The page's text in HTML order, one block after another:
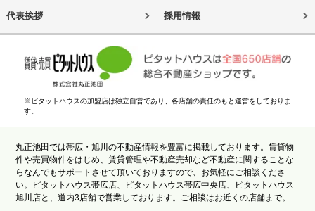
代表挨拶 採用情報
※ピタットハウスの加盟店は独立自営であり、各店舗の責任のもと運営をしておりま
す。
丸正池田では帯広・旭川の不動産情報を豊富に掲載しております。賃貸物
件や売買物件をはじめ、賃貸管理や不動産売却など不動産に関することな
らなんでもサポートさせて頂いておりますので、お気軽にご相談くださ
い。ピタットハウス帯広店、ピタットハウス帯広中央店、ピタットハウス
旭川店と、道内3店舗で営業しております。ご相談はお近くの店舗まで。